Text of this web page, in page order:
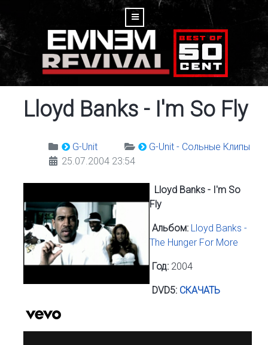
Lloyd Banks - I'm So Fly
G-Unit
G-Unit - Сольные Клипы
25.07.2004 23:54
Lloyd Banks - I'm So
Fly
Альбом: Lloyd Banks -
The Hunger For More
Год: 2004
DVD5: СКАЧАТЬ